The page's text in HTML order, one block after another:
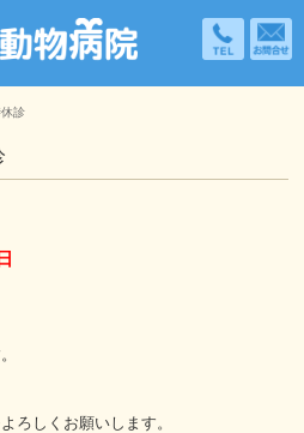
042-
診
ろしくお願いします。